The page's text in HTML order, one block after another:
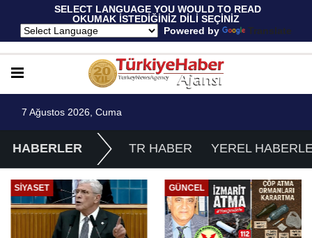
SELECT LANGUAGE YOU WOULD TO READ
OKUMAK İSTEDİĞİNİZ DİLİ SEÇİNİZ
Powered by
Translate
7 Ağustos 2026, Cuma
HABERLER TR HABER YEREL
SIYASET GÜNCEL